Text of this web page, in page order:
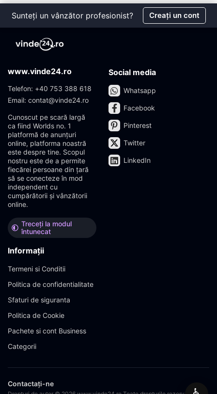
Sunteți un vânzător profesionist? Creați un cont
www.vinde24.ro
Telefon: +40 753 388 618
Email: contat@vinde24.ro
Cunoscut pe scară largă
ca fiind Worlds no. 1
platformă de anunțuri
online, platforma noastră
este despre tine. Scopul
nostru este de a permite
fiecărei persoane din țară
să se conecteze în mod
independent cu
cumpărătorii și vânzătorii
online.
Treceți la modul
întunecat
Social media
Whatsapp
Facebook
Pinterest
Twitter
LinkedIn
Informații
Termeni si Conditii
Politica de confidentialitate
Sfaturi de siguranta
Politica de Cookie
Pachete si cont Business
Categorii
Contactați-ne